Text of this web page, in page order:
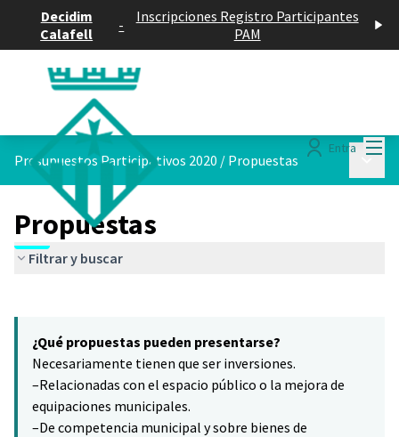
Decidim
Calafell
-
Inscripciones Registro Participantes
PAM
Entra
Presupuestos Participativos 2020 / Propuestas
Propuestas
Filtrar y buscar
−
¿Qué propuestas pueden presentarse?
Necesariamente tienen que ser inversiones.
–Relacionadas con el espacio público o la mejora de
equipaciones municipales.
–De competencia municipal y sobre bienes de